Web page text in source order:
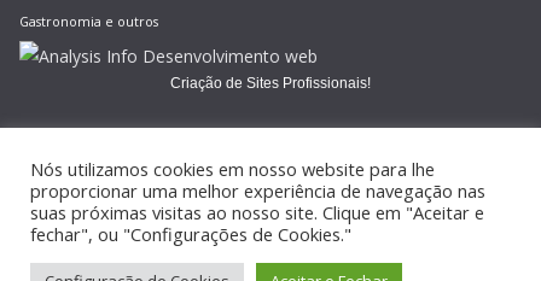
Gastronomia e outros
Criação de Sites Profissionais!
Copyright © 2026JORNAL GAZETA ONLINE
reservados.
Nós utilizamos cookies em nosso website para lhe
proporcionar uma melhor experiência de navegação nas
suas próximas visitas ao nosso site. Clique em "Aceitar e
fechar", ou "Configurações de Cookies."